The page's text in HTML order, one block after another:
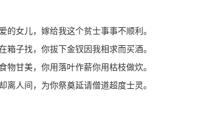
的女儿，嫁给我这个贫士事事不顺利。
箱子找，你拔下金钗因我相求而买酒。
物甘美，你用落叶作薪你用枯枝做炊。
离人间，为你祭奠延请僧道超度士灵。